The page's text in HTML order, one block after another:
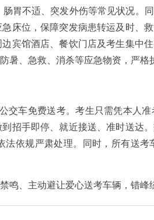
胃不适、突发外伤等常见状况。
床位，保障突发病患转运及时
宾馆酒店、餐饮门店及考生集中
、急救、消杀等应急物资，严格
车免费送考。考生只需凭本人
招手即停、就近接送、准时送达
依规严肃处理。同时，所有送
、主动避让爱心送考车辆，错峰